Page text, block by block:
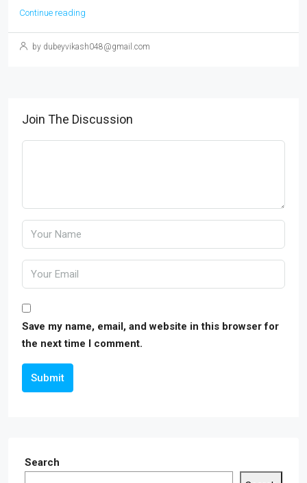
Continue reading
by dubeyvikash048@gmail.com
Join The Discussion
Save my name, email, and website in this browser for
the next time I comment.
Submit
Search